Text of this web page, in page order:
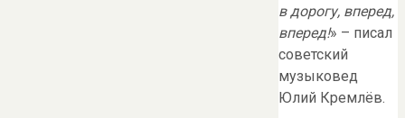
в дорогу, вперед,
вперед!» – писал
советский
музыковед
Юлий Кремлёв.